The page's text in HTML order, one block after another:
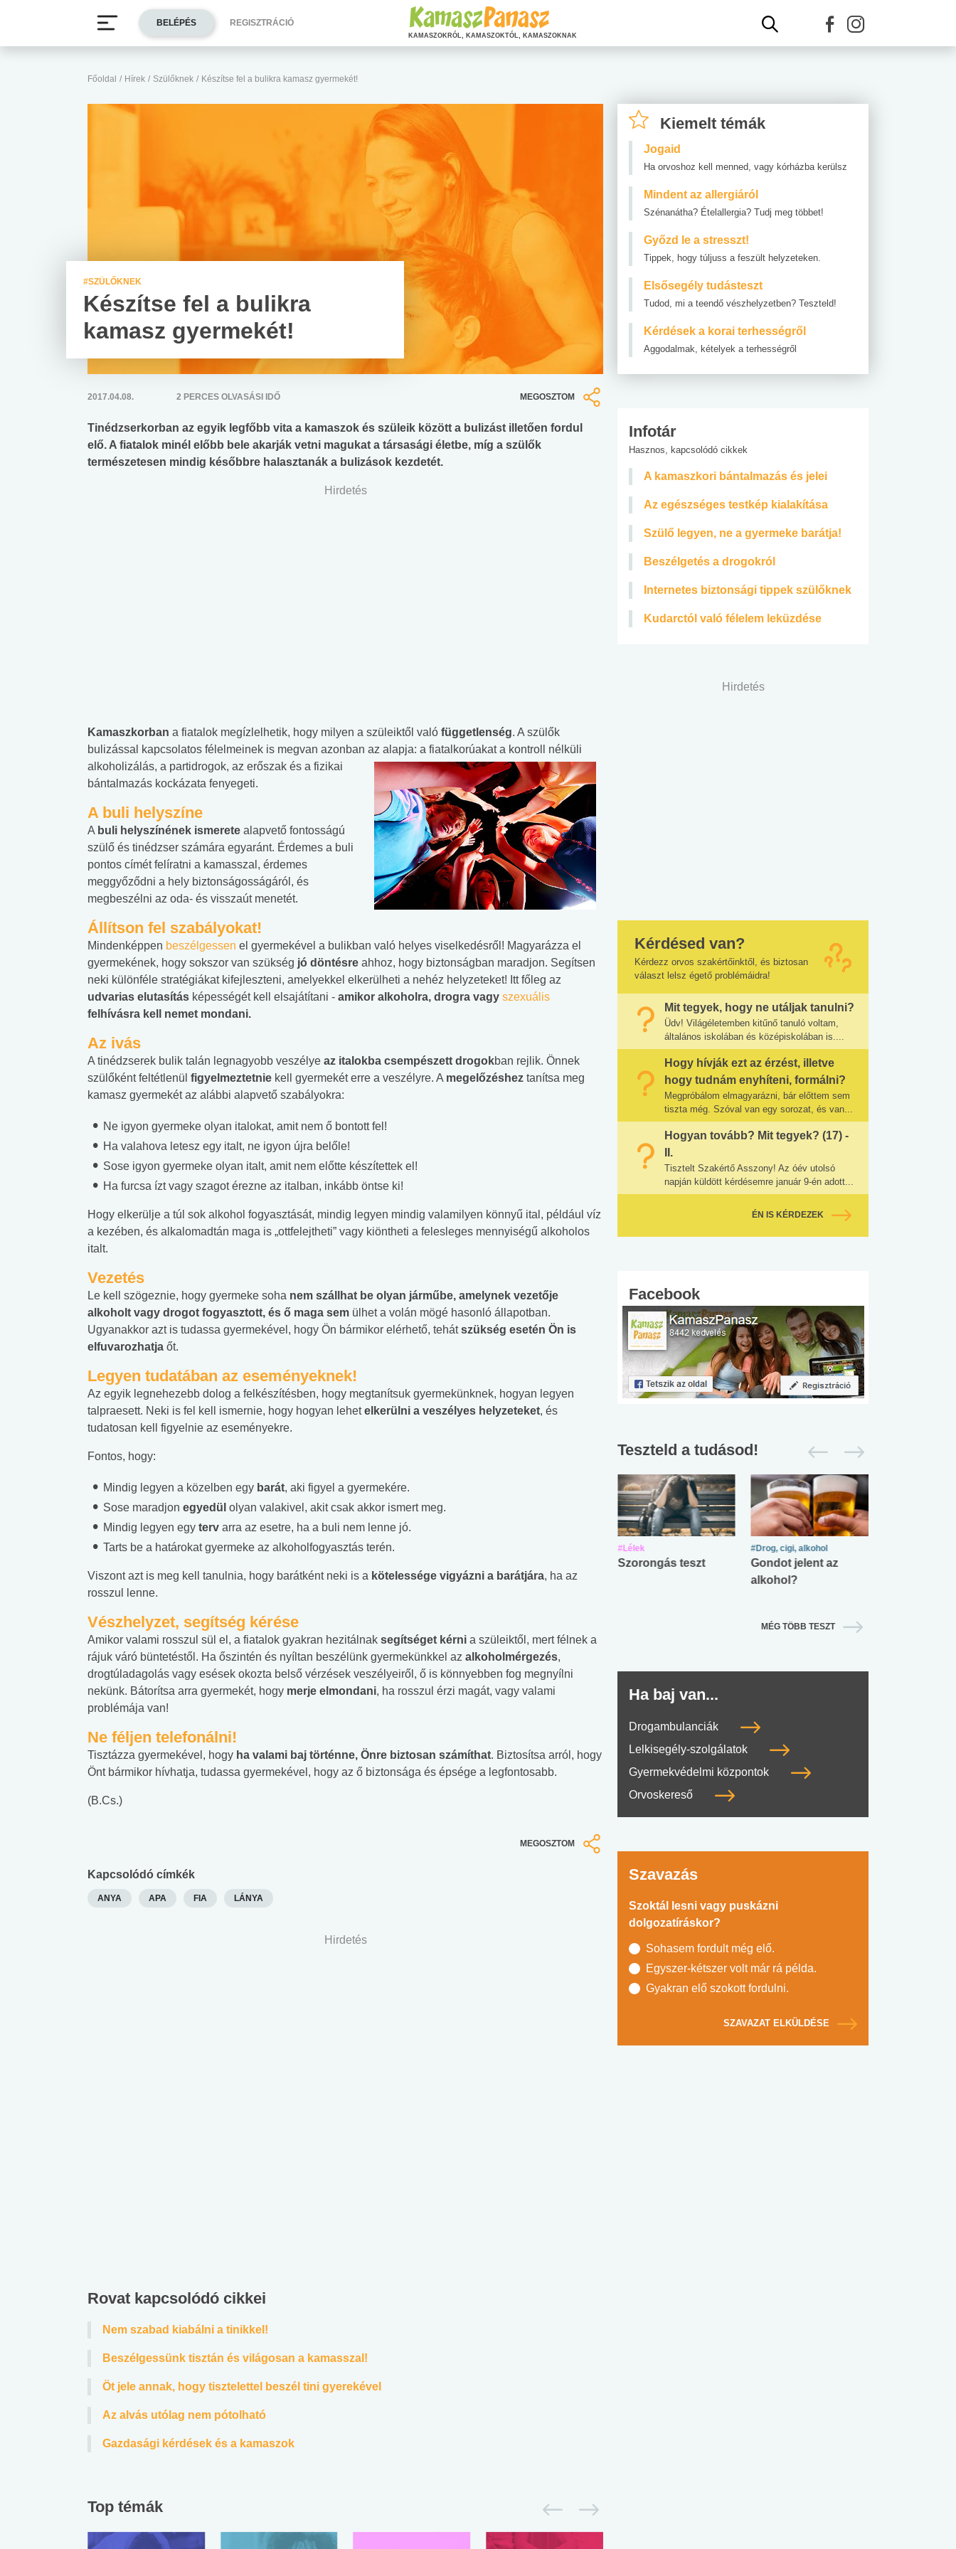
Főoldal / Hírek / Szülőknek / Készítse fel a bulikra kamasz gyermekét!
#SZÜLŐKNEK
Készítse fel a bulikra
kamasz gyermekét!
2017.04.08. 2 PERCES OLVASÁSI IDŐ MEGOSZTOM
Tinédzserkorban az egyik legfőbb vita a kamaszok és szüleik között a bulizást illetően fordul
elő. A fiatalok minél előbb bele akarják vetni magukat a társasági életbe, míg a szülők
természetesen mindig későbbre halasztanák a bulizások kezdetét.
Hirdetés
Kamaszkorban a fiatalok megízlelhetik, hogy milyen a szüleiktől való függetlenség. A szülők
bulizással kapcsolatos félelmeinek is megvan azonban az alapja: a fiatalkorúakat a kontroll nélküli
alkoholizálás, a partidrogok, az erőszak és a fizikai
bántalmazás kockázata fenyegeti.
A buli helyszíne
A buli helyszínének ismerete alapvető fontosságú
szülő és tinédzser számára egyaránt. Érdemes a buli
pontos címét felíratni a kamasszal, érdemes
meggyőződni a hely biztonságosságáról, és
megbeszélni az oda- és visszaút menetét.
Állítson fel szabályokat!
Mindenképpen beszélgessen el gyermekével a bulikban való helyes viselkedésről! Magyarázza el
gyermekének, hogy sokszor van szükség jó döntésre ahhoz, hogy biztonságban maradjon. Segítsen
neki különféle stratégiákat kifejleszteni, amelyekkel elkerülheti a nehéz helyzeteket! Itt főleg az
udvarias elutasítás képességét kell elsajátítani - amikor alkoholra, drogra vagy szexuális
felhívásra kell nemet mondani.
Az ivás
A tinédzserek bulik talán legnagyobb veszélye az italokba csempészett drogokban rejlik. Önnek
szülőként feltétlenül figyelmeztetnie kell gyermekét erre a veszélyre. A megelőzéshez tanítsa meg
kamasz gyermekét az alábbi alapvető szabályokra:
Ne igyon gyermeke olyan italokat, amit nem ő bontott fel!
Ha valahova letesz egy italt, ne igyon újra belőle!
Sose igyon gyermeke olyan italt, amit nem előtte készítettek el!
Ha furcsa ízt vagy szagot érezne az italban, inkább öntse ki!
Hogy elkerülje a túl sok alkohol fogyasztását, mindig legyen mindig valamilyen könnyű ital, például víz
a kezében, és alkalomadtán maga is „ottfelejtheti” vagy kiöntheti a felesleges mennyiségű alkoholos
italt.
Vezetés
Le kell szögeznie, hogy gyermeke soha nem szállhat be olyan járműbe, amelynek vezetője
alkoholt vagy drogot fogyasztott, és ő maga sem ülhet a volán mögé hasonló állapotban.
Ugyanakkor azt is tudassa gyermekével, hogy Ön bármikor elérhető, tehátszükség esetén Ön is
elfuvarozhatja őt.
Legyen tudatában az eseményeknek!
Az egyik legnehezebb dolog a felkészítésben, hogy megtanítsuk gyermekünknek, hogyan legyen
talpraesett. Neki is fel kell ismernie, hogy hogyan lehetelkerülni a veszélyes helyzeteket, és
tudatosan kell figyelnie az eseményekre.
Fontos, hogy:
Mindig legyen a közelben egy barát, aki figyel a gyermekére.
Sose maradjon egyedül olyan valakivel, akit csak akkor ismert meg.
Mindig legyen egy terv arra az esetre, ha a buli nem lenne jó.
Tarts be a határokat gyermeke az alkoholfogyasztás terén.
Viszont azt is meg kell tanulnia, hogy barátként neki is a kötelessége vigyázni a barátjára, ha az
rosszul lenne.
Vészhelyzet, segítség kérése
Amikor valami rosszul sül el, a fiatalok gyakran hezitálnak segítséget kérni a szüleiktől, mert félnek a
rájuk váró büntetéstől. Ha őszintén és nyíltan beszélünk gyermekünkkel az alkoholmérgezés,
drogtúladagolás vagy esések okozta belső vérzések veszélyeiről, ő is könnyebben fog megnyílni
nekünk. Bátorítsa arra gyermekét, hogy merje elmondani, ha rosszul érzi magát, vagy valami
problémája van!
Ne féljen telefonálni!
Tisztázza gyermekével, hogy ha valami baj történne, Önre biztosan számíthat. Biztosítsa arról, hogy
Önt bármikor hívhatja, tudassa gyermekével, hogy az ő biztonsága és épsége a legfontosabb.
(B.Cs.)
MEGOSZTOM
Kapcsolódó címkék
ANYA APA FIA LÁNYA
Hirdetés
Rovat kapcsolódó cikkei
Nem szabad kiabálni a tinikkel!
Beszélgessünk tisztán és világosan a kamasszal!
Öt jele annak, hogy tisztelettel beszél tini gyerekével
Az alvás utólag nem pótolható
Gazdasági kérdések és a kamaszok
Top témák
Kiemelt témák
Jogaid
Ha orvoshoz kell menned, vagy kórházba kerülsz
Mindent az allergiáról
Szénanátha? Ételallergia? Tudj meg többet!
Győzd le a stresszt!
Tippek, hogy túljuss a feszült helyzeteken.
Elsősegély tudásteszt
Tudod, mi a teendő vészhelyzetben? Teszteld!
Kérdések a korai terhességről
Aggodalmak, kételyek a terhességről
Infotár
Hasznos, kapcsolódó cikkek
A kamaszkori bántalmazás és jelei
Az egészséges testkép kialakítása
Szülő legyen, ne a gyermeke barátja!
Beszélgetés a drogokról
Internetes biztonsági tippek szülőknek
Kudarctól való félelem leküzdése
Hirdetés
Kérdésed van?
Kérdezz orvos szakértőinktől, és biztosan
választ lelsz égető problémáidra!
Mit tegyek, hogy ne utáljak tanulni?
Üdv! Világéletemben kitűnő tanuló voltam,
általános iskolában és középiskolában is....
Hogy hívják ezt az érzést, illetve
hogy tudnám enyhíteni, formálni?
Megpróbálom elmagyarázni, bár előttem sem
tiszta még. Szóval van egy sorozat, és van...
Hogyan tovább? Mit tegyek? (17) -
II.
Tisztelt Szakértő Asszony! Az óév utolsó
napján küldött kérdésemre január 9-én adott...
ÉN IS KÉRDEZEK
Facebook
Teszteld a tudásod!
#Zöldövezet
lábnyomod?
#Betegségek
tudásteszt
#Suli, munka
nyelvvizsga teszt -
teszt
#Lélek
Szorongás teszt
#Drog, cigi, alkohol
Gondot jelent az
alkohol?
MÉG TÖBB TESZT
Ha baj van...
Drogambulanciák
Lelkisegély-szolgálatok
Gyermekvédelmi központok
Orvoskereső
Szavazás
Szoktál lesni vagy puskázni
dolgozatíráskor?
Sohasem fordult még elő.
Egyszer-kétszer volt már rá példa.
Gyakran elő szokott fordulni.
SZAVAZAT ELKÜLDÉSE
BELÉPÉS REGISZTRÁCIÓ
KAMASZOKRÓL, KAMASZOKTÓL, KAMASZOKNAK